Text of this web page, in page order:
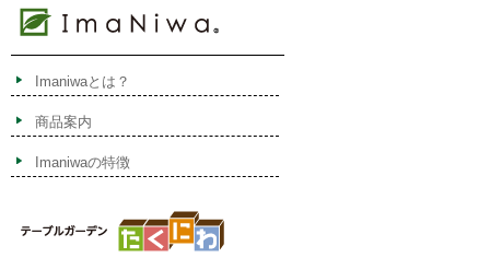
Imaniwaとは？
商品案内
Imaniwaの特徴